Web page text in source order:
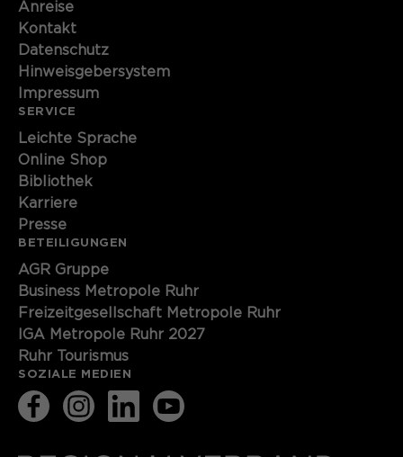
Anreise
Kontakt
Datenschutz
Hinweisgebersystem
Impressum
SERVICE
Leichte Sprache
Online Shop
Bibliothek
Karriere
Presse
BETEILIGUNGEN
AGR Gruppe
Business Metropole Ruhr
Freizeitgesellschaft Metropole Ruhr
IGA Metropole Ruhr 2027
Ruhr Tourismus
SOZIALE MEDIEN